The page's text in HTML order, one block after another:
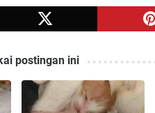
postingan ini